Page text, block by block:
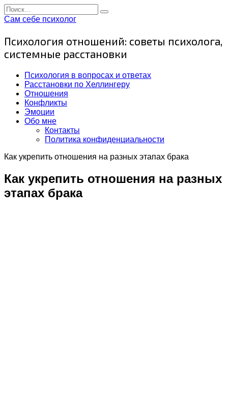
Перейти
к
Search
for:
Сам себе психолог
Психология отношений: советы психолога,
системные расстановки
Психология в вопросах и ответах
Расстановки по Хеллингеру
Отношения
Конфликты
Эмоции
Обо мне
Контакты
Политика конфиденциальности
Как укрепить отношения на разных этапах брака
Как укрепить отношения на разных
этапах брака